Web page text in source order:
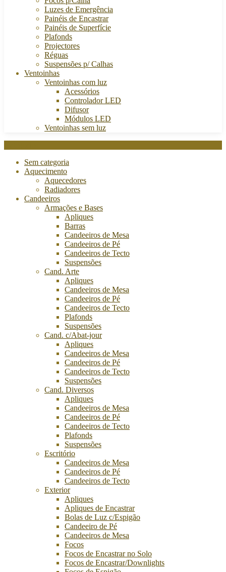
Luzes de Emergência
Painéis de Encastrar
Painéis de Superfície
Plafonds
Projectores
Réguas
Suspensões p/ Calhas
Ventoinhas
Ventoinhas com luz
Acessórios
Controlador LED
Difusor
Módulos LED
Ventoinhas sem luz
Sem categoria
Aquecimento
Aquecedores
Radiadores
Candeeiros
Armações e Bases
Apliques
Barras
Candeeiros de Mesa
Candeeiros de Pé
Candeeiros de Tecto
Suspensões
Cand. Arte
Apliques
Candeeiros de Mesa
Candeeiros de Pé
Candeeiros de Tecto
Plafonds
Suspensões
Cand. c/Abat-jour
Apliques
Candeeiros de Mesa
Candeeiros de Pé
Candeeiros de Tecto
Suspensões
Cand. Diversos
Apliques
Candeeiros de Mesa
Candeeiros de Pé
Candeeiros de Tecto
Plafonds
Suspensões
Escritório
Candeeiros de Mesa
Candeeiros de Pé
Candeeiros de Tecto
Exterior
Apliques
Apliques de Encastrar
Bolas de Luz c/Espigão
Candeeiro de Pé
Candeeiros de Mesa
Focos
Focos de Encastrar no Solo
Focos de Encastrar/Downlights